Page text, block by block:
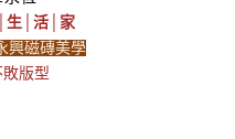
生│活│家
興磁磚美學
版型